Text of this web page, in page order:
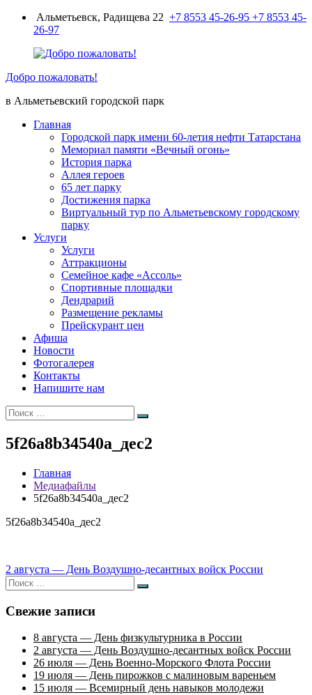
ПерейтиАльметьевск, Радищева 22 +7 8553 45-26-95 +7 8553 45-
26-97
Добро пожаловать!
в Альметьевский городской парк
Главная
Городской парк имени 60-летия нефти Татарстана
Мемориал памяти «Вечный огонь»
История парка
Аллея героев
65 лет парку
Достижения парка
Виртуальный тур по Альметьевскому городскому
парку
Услуги
Услуги
Аттракционы
Семейное кафе «Ассоль»
Спортивные площадки
Дендрарий
Размещение рекламы
Прейскурант цен
Афиша
Новости
Фотогалерея
Контакты
Напишите нам
Искать:
Поиск
5f26a8b34540a_дес2
Главная
Медиафайлы
5f26a8b34540a_дес2
5f26a8b34540a_дес2
Навигация
по
записям
2 августа — День Воздушно-десантных войск России
Искать:
Поиск
Свежие записи
8 августа — День физкультурника в России
2 августа — День Воздушно-десантных войск России
26 июля — День Военно-Морского Флота России
19 июля — День пирожков с малиновым вареньем
15 июля — Всемирный день навыков молодежи